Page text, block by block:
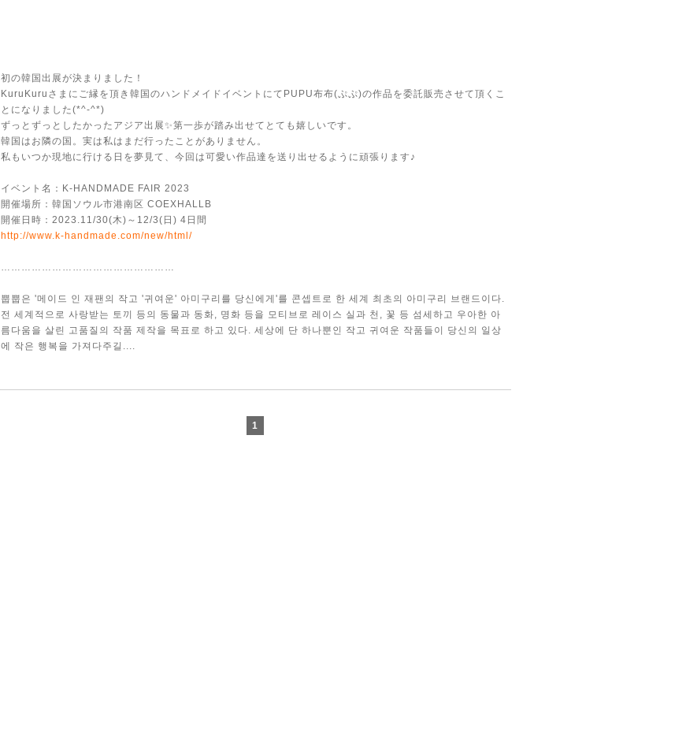
初の韓国出展が決まりました！
KuruKuruさまにご縁を頂き韓国のハンドメイドイベントにてPUPU布布(ぷぷ)の作品を委託販売させて頂くこ
とになりました(*^-^*)
ずっとずっとしたかったアジア出展✨第一歩が踏み出せてとても嬉しいです。
韓国はお隣の国。実は私はまだ行ったことがありません。
私もいつか現地に行ける日を夢見て、今回は可愛い作品達を送り出せるように頑張ります♪
イベント名：K-HANDMADE FAIR 2023
開催場所：韓国ソウル市港南区 COEXHALLB
開催日時：2023.11/30(木)～12/3(日) 4日間
http://www.k-handmade.com/new/html/
……………………………………………
뿝뿝은 '메이드 인 재팬의 작고 '귀여운' 아미구리를 당신에게'를 콘셉트로 한 세계 최초의 아미구리 브랜드이다.
전 세계적으로 사랑받는 토끼 등의 동물과 동화, 명화 등을 모티브로 레이스 실과 천, 꽃 등 섬세하고 우아한 아
름다움을 살린 고품질의 작품 제작을 목표로 하고 있다. 세상에 단 하나뿐인 작고 귀여운 작품들이 당신의 일상
에 작은 행복을 가져다주길....
1